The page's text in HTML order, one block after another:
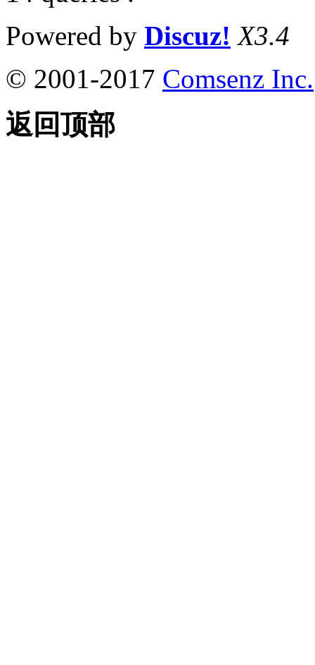
Powered by Discuz! X3.4
© 2001-2017 Comsenz Inc.
返回顶部